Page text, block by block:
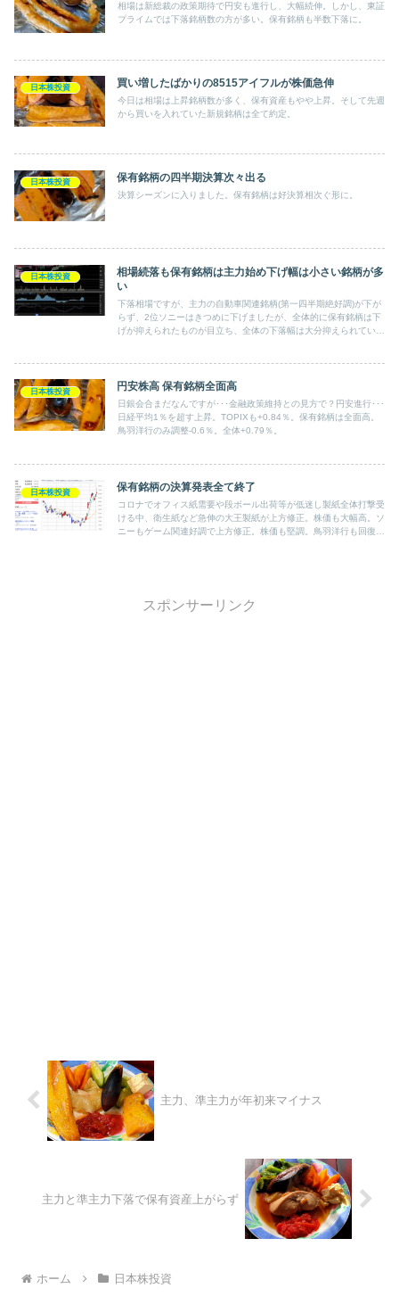
相場は新総裁の政策期待で円安も進行し、大幅続伸。しかし、東証
プライムでは下落銘柄数の方が多い。保有銘柄も半数下落に。
日本株投資 買い増したばかりの8515アイフルが株価急伸
今日は相場は上昇銘柄数が多く、保有資産もやや上昇。そして先週
から買いを入れていた新規銘柄は全て約定。
日本株投資 保有銘柄の四半期決算次々出る
決算シーズンに入りました。保有銘柄は好決算相次ぐ形に。
日本株投資
相場続落も保有銘柄は主力始め下げ幅は小さい銘柄が多
い
下落相場ですが、主力の自動車関連銘柄(第一四半期絶好調)が下が
らず、2位ソニーはきつめに下げましたが、全体的に保有銘柄は下
げが抑えられたものが目立ち、全体の下落幅は大分抑えられていま
日本株投資 円安株高 保有銘柄全面高
日銀会合まだなんですが･･･金融政策維持との見方で？円安進行･･･
日経平均1％を超す上昇。TOPIXも+0.84％。保有銘柄は全面高。
鳥羽洋行のみ調整-0.6％。全体+0.79％。
日本株投資 保有銘柄の決算発表全て終了
コロナでオフィス紙需要や段ボール出荷等が低迷し製紙全体打撃受
ける中、衛生紙など急伸の大王製紙が上方修正。株価も大幅高。ソ
ニーもゲーム関連好調で上方修正。株価も堅調。鳥羽洋行も回復鮮
スポンサーリンク
主力、準主力が年初来マイナス
主力と準主力下落で保有資産上がらず
ホーム 日本株投資